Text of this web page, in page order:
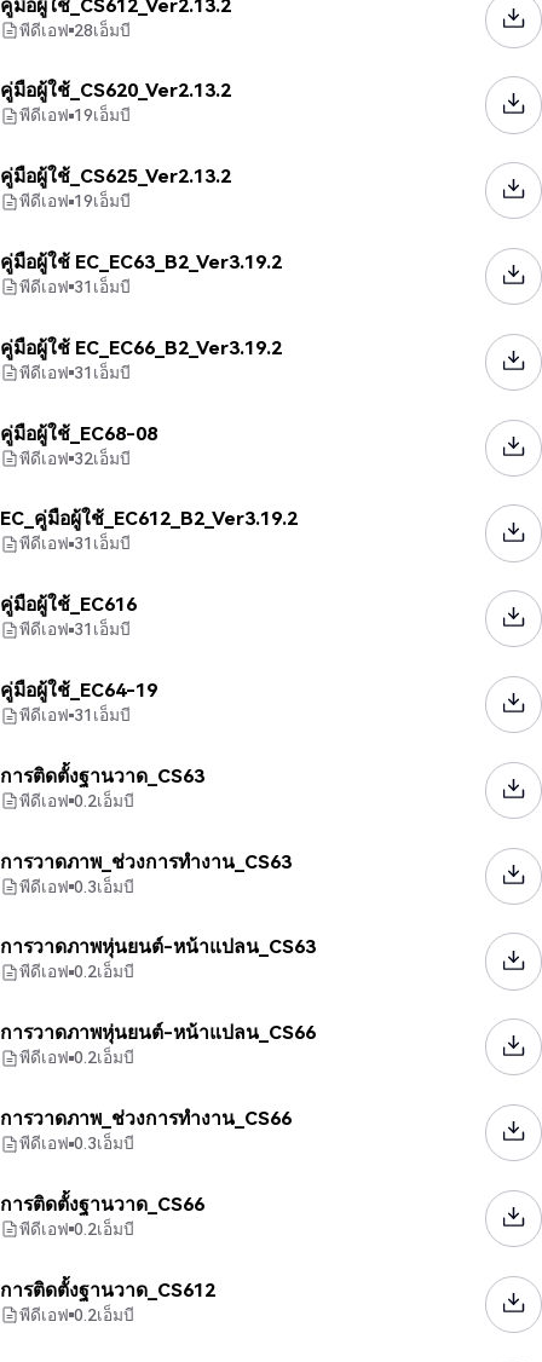
คู่มือผู้ใช้_CS612_Ver2.13.2
พีดีเอฟ 28เอ็มบี
คู่มือผู้ใช้_CS620_Ver2.13.2
พีดีเอฟ 19เอ็มบี
คู่มือผู้ใช้_CS625_Ver2.13.2
พีดีเอฟ 19เอ็มบี
คู่มือผู้ใช้ EC_EC63_B2_Ver3.19.2
พีดีเอฟ 31เอ็มบี
คู่มือผู้ใช้ EC_EC66_B2_Ver3.19.2
พีดีเอฟ 31เอ็มบี
คู่มือผู้ใช้_EC68-08
พีดีเอฟ 32เอ็มบี
EC_คู่มือผู้ใช้_EC612_B2_Ver3.19.2
พีดีเอฟ 31เอ็มบี
คู่มือผู้ใช้_EC616
พีดีเอฟ 31เอ็มบี
คู่มือผู้ใช้_EC64-19
พีดีเอฟ 31เอ็มบี
การติดตั้งฐานวาด_CS63
พีดีเอฟ 0.2เอ็มบี
การวาดภาพ_ช่วงการทำงาน_CS63
พีดีเอฟ 0.3เอ็มบี
การวาดภาพหุ่นยนต์-หน้าแปลน_CS63
พีดีเอฟ 0.2เอ็มบี
การวาดภาพหุ่นยนต์-หน้าแปลน_CS66
พีดีเอฟ 0.2เอ็มบี
การวาดภาพ_ช่วงการทำงาน_CS66
พีดีเอฟ 0.3เอ็มบี
การติดตั้งฐานวาด_CS66
พีดีเอฟ 0.2เอ็มบี
การติดตั้งฐานวาด_CS612
พีดีเอฟ 0.2เอ็มบี